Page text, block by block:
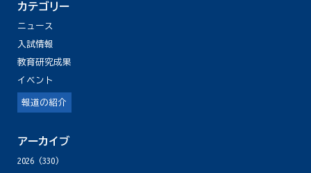
カテゴリー
ニュース
入試情報
教育研究成果
イベント
報道の紹介
アーカイブ
2026(330)